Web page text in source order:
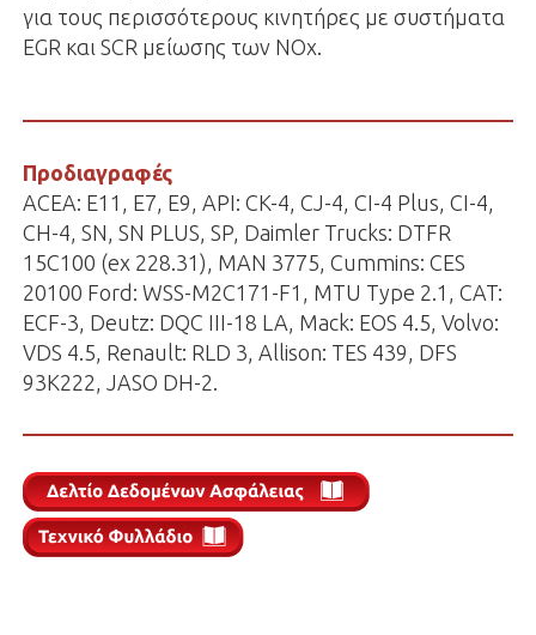
για τους περισσότερους κινητήρες με συστήματα
EGR και SCR μείωσης των NOx.
Προδιαγραφές
ACEA: E11, E7, E9, API: CK-4, CJ-4, CI-4 Plus, CI-4,
CH-4, SN, SN PLUS, SP, Daimler Trucks: DTFR
15C100 (ex 228.31), MAN 3775, Cummins: CES
20100 Ford: WSS-M2C171-F1, MTU Type 2.1, CAT:
ECF-3, Deutz: DQC III-18 LA, Mack: EOS 4.5, Volvo:
VDS 4.5, Renault: RLD 3, Allison: TES 439, DFS
93K222, JASO DH-2.